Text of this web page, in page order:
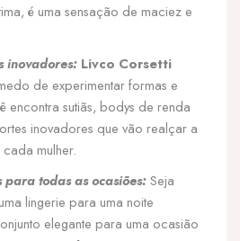
é uma sensação de maciez e
inovadores: Livco Corsetti
de experimentar formas e
encontra sutiãs, bodys de renda
inovadores que vão realçar a
mulher.
para todas as ocasiões:Seja
lingerie para uma noite
elegante para uma ocasião